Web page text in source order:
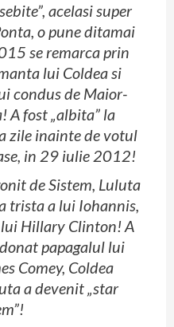
acelasi super
o pune ditamai
se remarca prin
lui Coldea si
condus de Maior-
A fost „albita” la
zile inainte de votul
in 29 iulie 2012!
de Sistem, Luluta
trista a lui Iohannis,
Hillary Clinton! A
papagalul lui
Comey, Coldea
a devenit „star